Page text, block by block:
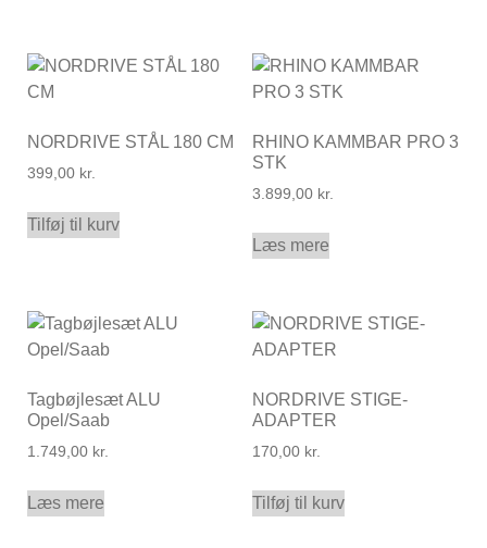
NORDRIVE STÅL 180 CM
399,00 kr.
Tilføj til kurv
RHINO KAMMBAR PRO 3
STK
3.899,00 kr.
Læs mere
Tagbøjlesæt ALU
Opel/Saab
1.749,00 kr.
Læs mere
NORDRIVE STIGE-
ADAPTER
170,00 kr.
Tilføj til kurv